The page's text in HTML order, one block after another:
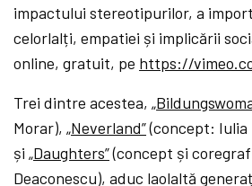
impactului stereotipurilor, a
celorlalți, empatiei și implicării
online, gratuit, pe https://
Trei dintre acestea,„
Morar),„Neverland”(concept: Iulia
și„Daughters”(concept și
Deaconescu),aduc laolaltă